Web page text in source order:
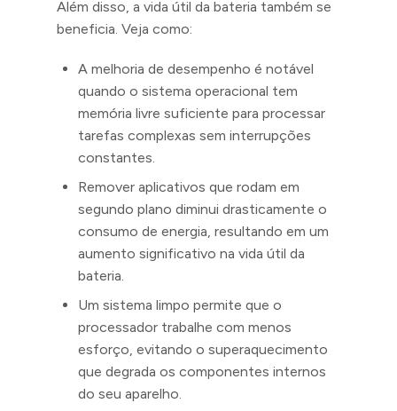
Além disso, a vida útil da bateria também se
beneficia. Veja como:
A melhoria de desempenho é notável
quando o sistema operacional tem
memória livre suficiente para processar
tarefas complexas sem interrupções
constantes.
Remover aplicativos que rodam em
segundo plano diminui drasticamente o
consumo de energia, resultando em um
aumento significativo na vida útil da
bateria.
Um sistema limpo permite que o
processador trabalhe com menos
esforço, evitando o superaquecimento
que degrada os componentes internos
do seu aparelho.